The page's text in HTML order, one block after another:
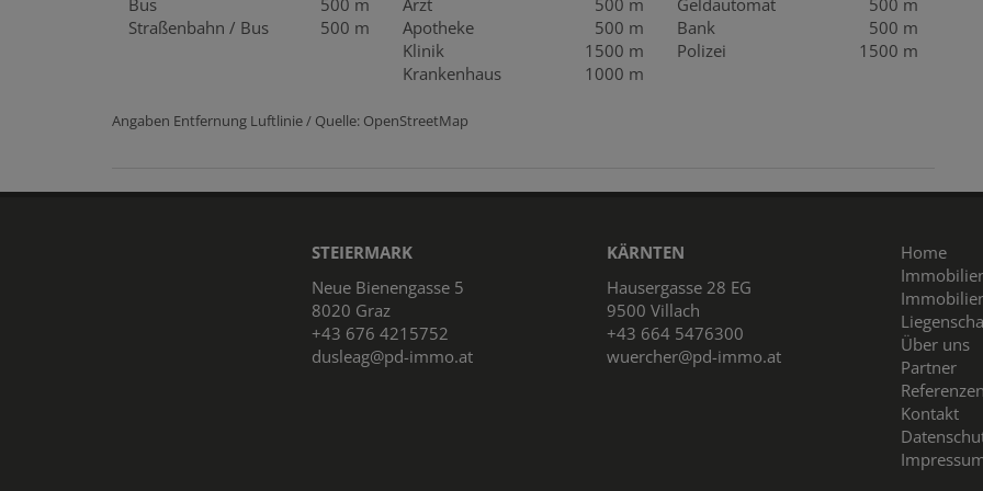
Bus
500 m
Straßenbahn / Bus
500 m
Arzt
500 m
Apotheke
500 m
Klinik
1500 m
Krankenhaus
1000 m
Geldautomat
500 m
Bank
500 m
Polizei
1500 m
Angaben Entfernung Luftlinie / Quelle: OpenStreetMap
STEIERMARK
Neue Bienengasse 5
8020 Graz
+43 676 4215752
dusleag@pd-immo.at
KÄRNTEN
Hausergasse 28 EG
9500 Villach
+43 664 5476300
wuercher@pd-immo.at
Home
Über uns
Partner
Referenzen
Kontakt